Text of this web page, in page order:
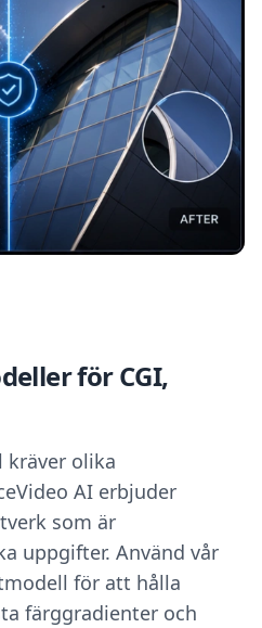
för CGI,
kräver olika
AI erbjuder
som är
uppgifter. Använd vår
för att hålla
färggradienter och